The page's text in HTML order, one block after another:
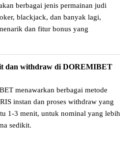
berbagai jenis permainan judi
blackjack, dan banyak lagi,
dan fitur bonus yang
dan withdraw di DOREMIBET
menawarkan berbagai metode
instan dan proses withdraw yang
1-3 menit, untuk nominal yang lebih
sedikit.